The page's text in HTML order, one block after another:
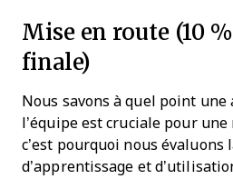
Mise en route (10
finale)
Nous savons à quel point
l’équipe est cruciale pour
c’est pourquoi nous évaluons
d’apprentissage et